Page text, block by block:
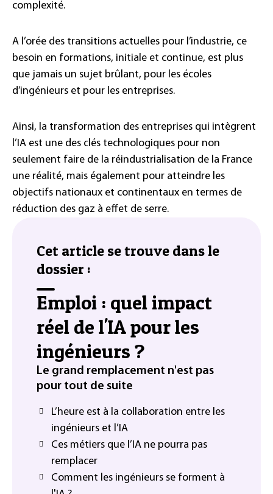
complexité.
A l’orée des transitions actuelles pour l’industrie, ce
besoin en formations, initiale et continue, est plus
que jamais un sujet brûlant, pour les écoles
d’ingénieurs et pour les entreprises.
Ainsi, la transformation des entreprises qui intègrent
l’IA est une des clés technologiques pour non
seulement faire de la réindustrialisation de la France
une réalité, mais également pour atteindre les
objectifs nationaux et continentaux en termes de
réduction des gaz à effet de serre.
Cet article se trouve dans le
dossier :
Emploi : quel impact
réel de l'IA pour les
ingénieurs ?
Le grand remplacement n'est pas
pour tout de suite
L’heure est à la collaboration entre les
ingénieurs et l’IA
Ces métiers que l’IA ne pourra pas
remplacer
Comment les ingénieurs se forment à